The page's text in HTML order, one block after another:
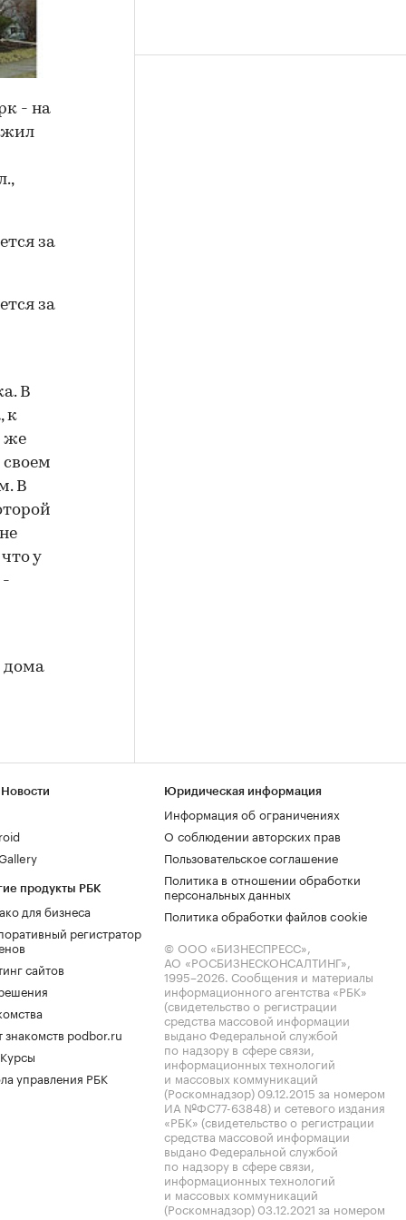
- на
жил
В
к
же
В
у
-
дома
продукты РБК
для бизнеса
регистратор
сайтов
знакомств podbor.ru
управления РБК
Юридическая информация
Информация об ограничениях
О соблюдении авторских прав
Пользовательское соглашение
Политика в отношении обработки
персональных данных
Политика обработки файлов cookie
© ООО «БИЗНЕСПРЕСС»,
АО «РОСБИЗНЕСКОНСАЛТИНГ»,
1995–2026. Сообщения и материалы
информационного агентства «РБК»
(свидетельство о регистрации
средства массовой информации
выдано Федеральной службой
по надзору в сфере связи,
информационных технологий
и массовых коммуникаций
(Роскомнадзор) 09.12.2015 за номером
ИА №ФС77-63848) и сетевого издания
«РБК» (свидетельство о регистрации
средства массовой информации
выдано Федеральной службой
по надзору в сфере связи,
информационных технологий
и массовых коммуникаций
(Роскомнадзор) 03.12.2021 за номером